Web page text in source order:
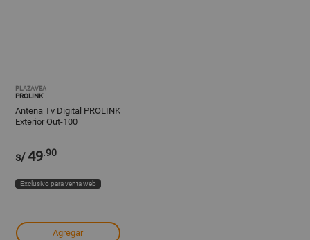
PLAZAVEA
PROLINK
Antena Tv Digital PROLINK
Exterior Out-100
s/49.90
Exclusivo para venta web
Agregar